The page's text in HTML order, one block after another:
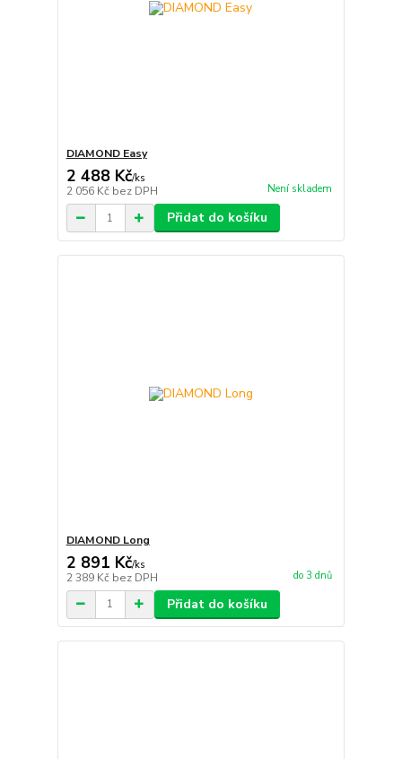
DIAMOND Easy
2 488 Kč/ks
2 056 Kč bez DPH Není skladem
Přidat do košíku
DIAMOND Long
2 891 Kč/ks
2 389 Kč bez DPH do 3 dnů
Přidat do košíku